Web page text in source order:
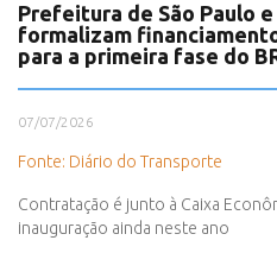
Prefeitura de São Paulo
formalizam
para a primeira fase do
07/07/2026
Fonte: Diário do Transporte
Contratação é junto à Caixa
inauguração ainda neste ano